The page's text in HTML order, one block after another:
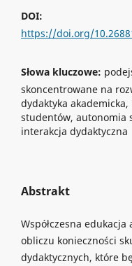
DOI:
https://doi.org/
Słowa kluczowe:
skoncentrowane na
dydaktyka akademicka,
studentów, autonomia
interakcja dydaktyczna
Abstrakt
Współczesna
obliczu konieczności
dydaktycznych, które